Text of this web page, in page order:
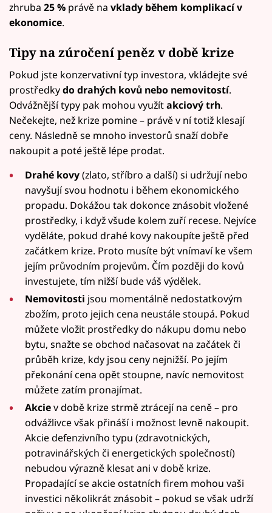
zhruba 25 % právě na vklady během komplikací v
ekonomice.
Tipy na zúročení peněz v době krize
Pokud jste konzervativní typ investora, vkládejte své
prostředkydo drahých kovů nebo nemovitostí.
Odvážnější typy pak mohou využítakciový trh.
Nečekejte, než krize pomine – právě v ní totiž klesají
ceny. Následně se mnoho investorů snaží dobře
nakoupit a poté ještě lépe prodat.
Drahé kovy(zlato, stříbro a další) si udržují nebo
navyšují svou hodnotu i během ekonomického
propadu. Dokážou tak dokonce znásobit vložené
prostředky, i když všude kolem zuří recese. Nejvíce
vyděláte, pokud drahé kovy nakoupíte ještě před
začátkem krize. Proto musíte být vnímaví ke všem
jejím průvodním projevům. Čím později do kovů
investujete, tím nižší bude váš výdělek.
Nemovitosti jsou momentálně nedostatkovým
zbožím, proto jejich cena neustále stoupá. Pokud
můžete vložit prostředky do nákupu domu nebo
bytu, snažte se obchod načasovat na začátek či
průběh krize, kdy jsou ceny nejnižší. Po jejím
překonání cena opět stoupne, navíc nemovitost
můžete zatím pronajímat.
Akciev době krize strmě ztrácejí na ceně – pro
odvážlivce však přináší i možnost levně nakoupit.
Akcie defenzivního typu (zdravotnických,
potravinářských či energetických společností)
nebudou výrazně klesat ani v době krize.
Propadající se akcie ostatních firem mohou vaši
investici několikrát znásobit – pokud se však udrží